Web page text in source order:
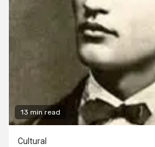
13 min read
Cultural